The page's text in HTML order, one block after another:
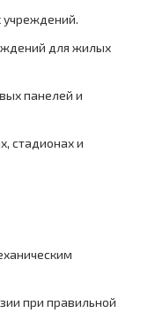
учреждений.
для жилых
панелей и
стадионах и
при правильной